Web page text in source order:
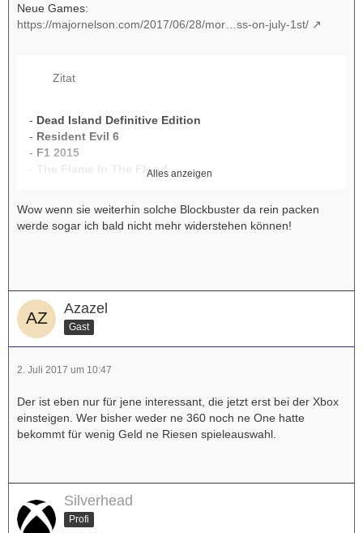
Neue Games:
https://majornelson.com/2017/06/28/mor…ss-on-july-1st/
Zitat
- Dead Island Definitive Edition
- Resident Evil 6
- F1 2015
The Flame In The Flood
-Monaco: What's Yours Is Mine
Alles anzeigen
Wow wenn sie weiterhin solche Blockbuster da rein packen
werde sogar ich bald nicht mehr widerstehen können!
Azazel
Gast
2. Juli 2017 um 10:47
Der ist eben nur für jene interessant, die jetzt erst bei der Xbox
einsteigen. Wer bisher weder ne 360 noch ne One hatte
bekommt für wenig Geld ne Riesen spieleauswahl.
Silverhead
Profi